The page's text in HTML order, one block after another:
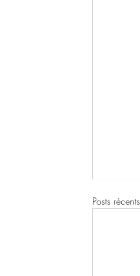
Posts récents